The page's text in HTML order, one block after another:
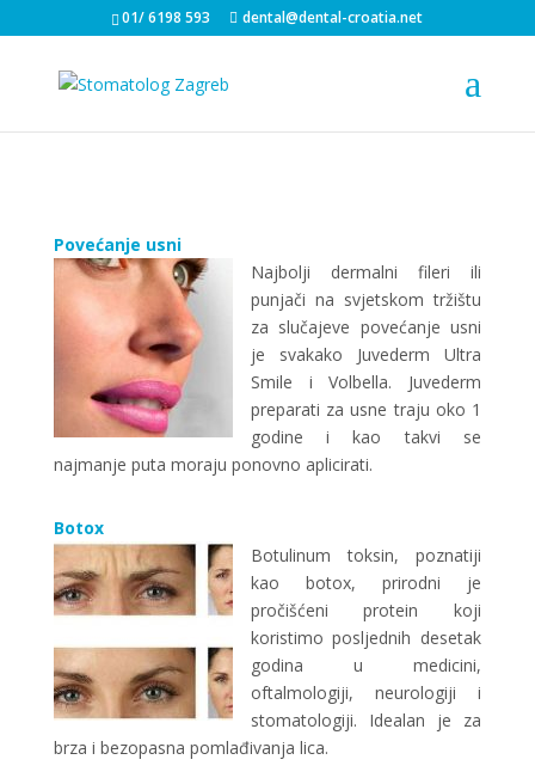
01/ 6198 593 dental@dental-croatia.net
Povećanje usni
Najbolji dermalni fileri ili
punjači na svjetskom tržištu
za slučajeve povećanje usni
je svakako Juvederm Ultra
Smile i Volbella. Juvederm
preparati za usne traju oko 1
godine i kao takvi se
najmanje puta moraju ponovno aplicirati.
Botox
Botulinum toksin, poznatiji
kao botox, prirodni je
pročišćeni protein koji
koristimo posljednih desetak
godina u medicini,
oftalmologiji, neurologiji i
stomatologiji. Idealan je za
brza i bezopasna pomlađivanja lica.